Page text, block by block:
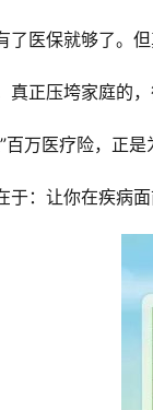
了医保就够了。
真正压垮家庭的
百万医疗险，正
于：让你在疾病